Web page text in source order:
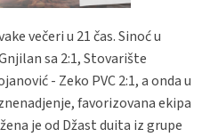
večeri u 21 čas. Sinoć u
sa 2:1, Stovarište
- Zeko PVC 2:1, a onda u
favorizovana ekipa
je od Džast duita iz grupe